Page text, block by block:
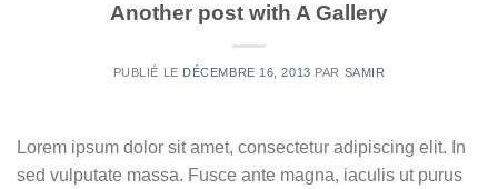
Another post with A Gallery
PUBLIÉ LE DÉCEMBRE 16, 2013 PAR SAMIR
Lorem ipsum dolor sit amet, consectetur adipiscing elit. In
sed vulputate massa. Fusce ante magna, iaculis ut purus